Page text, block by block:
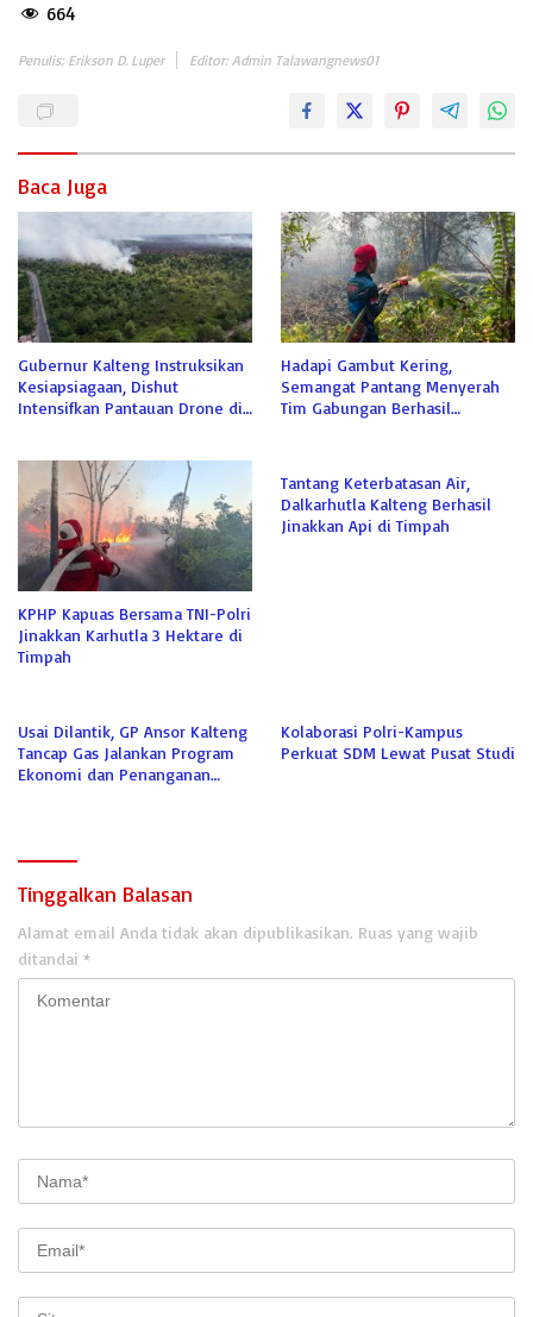
664
Penulis: Erikson D. Luper Editor: Admin Talawangnews01
Baca Juga
Gubernur Kalteng Instruksikan
Kesiapsiagaan, Dishut
Intensifkan Pantauan Drone di
Hadapi Gambut Kering,
Semangat Pantang Menyerah
Tim Gabungan Berhasil
KPHP Kapuas Bersama TNI-Polri
Jinakkan Karhutla 3 Hektare di
Timpah
Tantang Keterbatasan Air,
Dalkarhutla Kalteng Berhasil
Jinakkan Api di Timpah
Usai Dilantik, GP Ansor Kalteng
Tancap Gas Jalankan Program
Ekonomi dan Penanganan
Kolaborasi Polri-Kampus
Perkuat SDM Lewat Pusat Studi
Tinggalkan Balasan
Alamat email Anda tidak akan dipublikasikan. Ruas yang wajib
ditandai *